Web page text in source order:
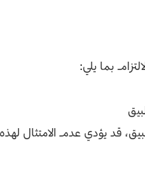
بما يلي:
قد يؤدي عدم الامتثال